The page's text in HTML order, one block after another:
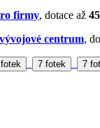
firmy, dotace až
centrum,
7 fotek 7